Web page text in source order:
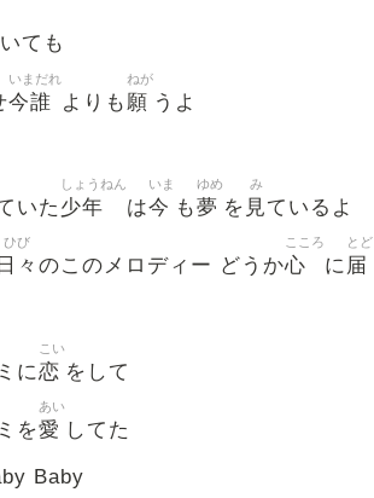
ても
今誰
いまだれ
よりも 願
ねが
うよ
いた 少年
しょうねん
は今
いま
も夢
ゆめ
を 見
み
ているよ
日々
ひび
のこのメロディー どうか心
こころ
に 届
とど
に恋
こい
をして
を愛
あい
してた
Baby